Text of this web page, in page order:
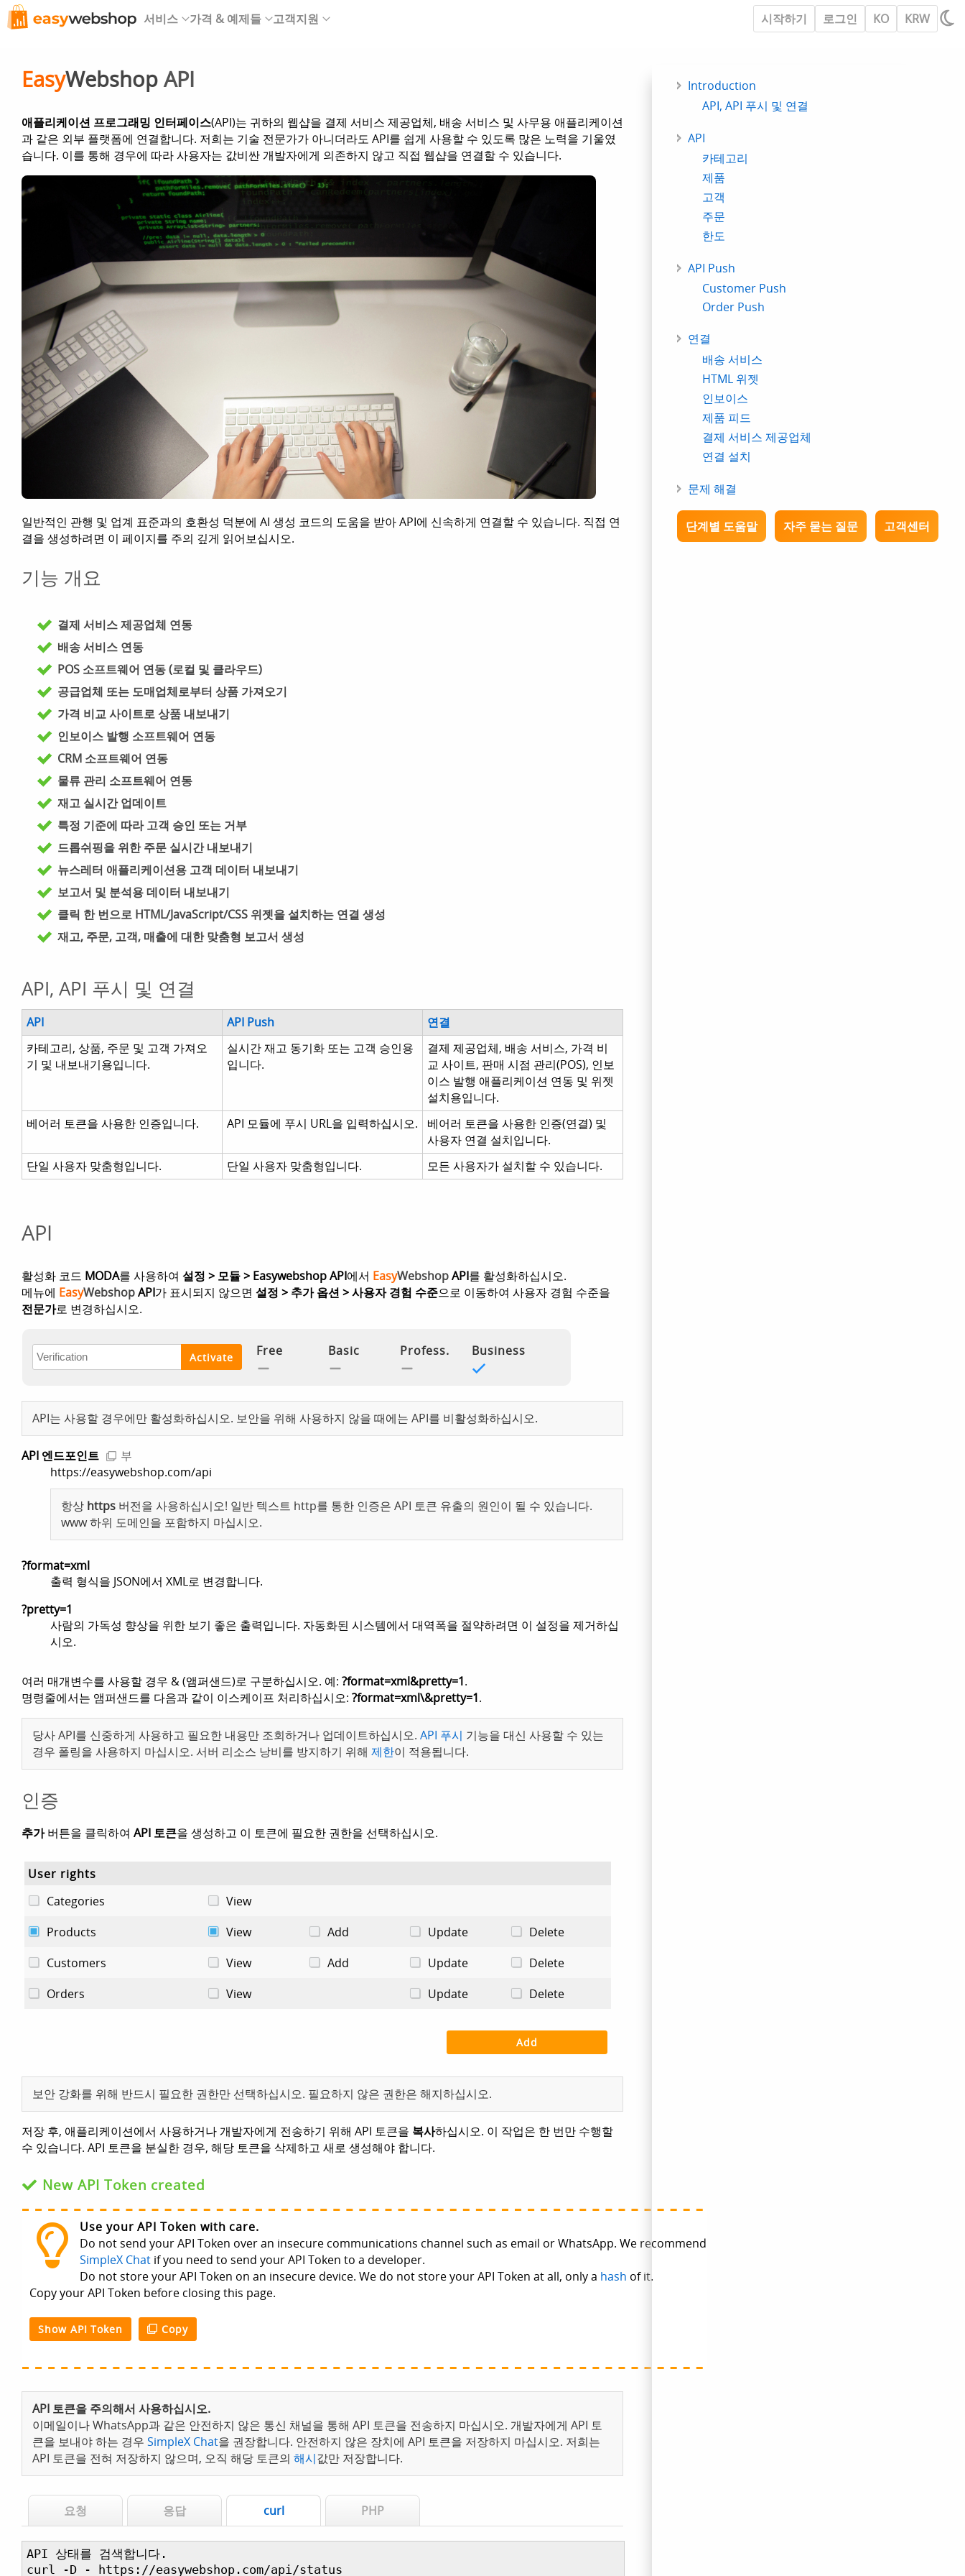
서비스 가격 & 예제들 고객지원 시작하기 로그인 KO KRW
EasyWebshop API
애플리케이션 프로그래밍 인터페이스(API)는 귀하의 웹샵을 결제 서비스 제공업체, 배송 서비스 및 사무용 애플리케이션
과 같은 외부 플랫폼에 연결합니다. 저희는 기술 전문가가 아니더라도 API를 쉽게 사용할 수 있도록 많은 노력을 기울였
습니다. 이를 통해 경우에 따라 사용자는 값비싼 개발자에게 의존하지 않고 직접 웹샵을 연결할 수 있습니다.
일반적인 관행 및 업계 표준과의 호환성 덕분에 AI 생성 코드의 도움을 받아 API에 신속하게 연결할 수 있습니다. 직접 연
결을 생성하려면 이 페이지를 주의 깊게 읽어보십시오.
기능 개요
결제 서비스 제공업체 연동
배송 서비스 연동
POS 소프트웨어 연동 (로컬 및 클라우드)
공급업체 또는 도매업체로부터 상품 가져오기
가격 비교 사이트로 상품 내보내기
인보이스 발행 소프트웨어 연동
CRM 소프트웨어 연동
물류 관리 소프트웨어 연동
재고 실시간 업데이트
특정 기준에 따라 고객 승인 또는 거부
드롭쉬핑을 위한 주문 실시간 내보내기
뉴스레터 애플리케이션용 고객 데이터 내보내기
보고서 및 분석용 데이터 내보내기
클릭 한 번으로 HTML/JavaScript/CSS 위젯을 설치하는 연결 생성
재고, 주문, 고객, 매출에 대한 맞춤형 보고서 생성
API, API 푸시 및 연결
API API Push
연결
카테고리, 상품, 주문 및 고객 가져오
기 및 내보내기용입니다.
실시간 재고 동기화 또는 고객 승인용
입니다.
결제 제공업체, 배송 서비스, 가격 비
교 사이트, 판매 시점 관리(POS), 인보
이스 발행 애플리케이션 연동 및 위젯
설치용입니다.
베어러 토큰을 사용한 인증입니다.
API 모듈에 푸시 URL을 입력하십시오.
베어러 토큰을 사용한 인증(연결) 및
사용자 연결 설치입니다.
단일 사용자 맞춤형입니다.
단일 사용자 맞춤형입니다. 모든 사용자가 설치할 수 있습니다.
API
활성화 코드 MODA를 사용하여 설정 > 모듈 > Easywebshop API에서 EasyWebshopAPI를 활성화하십시오.
메뉴에 EasyWebshopAPI가 표시되지 않으면 설정 > 추가 옵션 > 사용자 경험 수준으로 이동하여 사용자 경험 수준을
전문가로 변경하십시오.
API는 사용할 경우에만 활성화하십시오. 보안을 위해 사용하지 않을 때에는 API를 비활성화하십시오.
API 엔드포인트
부
https://easywebshop.com/api
항상 https 버전을 사용하십시오! 일반 텍스트 http를 통한 인증은 API 토큰 유출의 원인이 될 수 있습니다.
www 하위 도메인을 포함하지 마십시오.
?format=xml
출력 형식을 JSON에서 XML로 변경합니다.
?pretty=1
사람의 가독성 향상을 위한 보기 좋은 출력입니다. 자동화된 시스템에서 대역폭을 절약하려면 이 설정을 제거하십
시오.
여러 매개변수를 사용할 경우 & (앰퍼샌드)로 구분하십시오. 예: ?format=xml&pretty=1.
명령줄에서는 앰퍼샌드를 다음과 같이 이스케이프 처리하십시오: ?format=xml\&pretty=1.
당사 API를 신중하게 사용하고 필요한 내용만 조회하거나 업데이트하십시오. API 푸시 기능을 대신 사용할 수 있는
경우 폴링을 사용하지 마십시오. 서버 리소스 낭비를 방지하기 위해 제한이 적용됩니다.
인증
추가버튼을 클릭하여 API 토큰을 생성하고 이 토큰에 필요한 권한을 선택하십시오.
보안 강화를 위해 반드시 필요한 권한만 선택하십시오. 필요하지 않은 권한은 해지하십시오.
저장 후, 애플리케이션에서 사용하거나 개발자에게 전송하기 위해 API 토큰을 복사하십시오. 이 작업은 한 번만 수행할
수 있습니다. API 토큰을 분실한 경우, 해당 토큰을 삭제하고 새로 생성해야 합니다.
API 토큰을 주의해서 사용하십시오.
이메일이나 WhatsApp과 같은 안전하지 않은 통신 채널을 통해 API 토큰을 전송하지 마십시오. 개발자에게 API 토
큰을 보내야 하는 경우 SimpleX Chat을 권장합니다. 안전하지 않은 장치에 API 토큰을 저장하지 마십시오. 저희는
API 토큰을 전혀 저장하지 않으며, 오직 해당 토큰의 해시값만 저장합니다.
요청 응답 curl PHP
API 상태를 검색합니다.
curl -D - https://easywebshop.com/api/status
Introduction
API, API 푸시 및 연결
API
카테고리
제품
고객
주문
한도
API Push
Customer Push
Order Push
연결
배송 서비스
HTML 위젯
인보이스
제품 피드
결제 서비스 제공업체
연결 설치
문제 해결
단계별 도움말 자주 묻는 질문 고객센터